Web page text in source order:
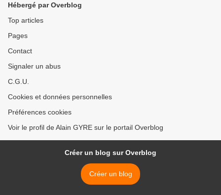
Hébergé par Overblog
Top articles
Pages
Contact
Signaler un abus
C.G.U.
Cookies et données personnelles
Préférences cookies
Voir le profil de Alain GYRE sur le portail Overblog
Créer un blog sur Overblog
Créer un blog